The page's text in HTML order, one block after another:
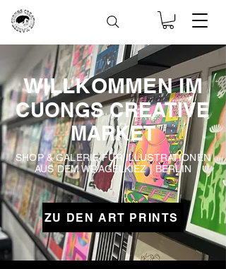
WILLKOMMEN IM
CUONGS CREATIVE
MARKET
SHOP & GALERIE FÜR ILLUSTRATIONEN
AUS DEM WRAGELKIEZ | BERLIN
ZU DEN ART PRINTS